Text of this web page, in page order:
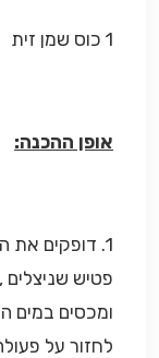
1 כוס שמן זית
אופן ההכנה:
1. דופקים את
פטיש
ומכסים במים
לחזור על